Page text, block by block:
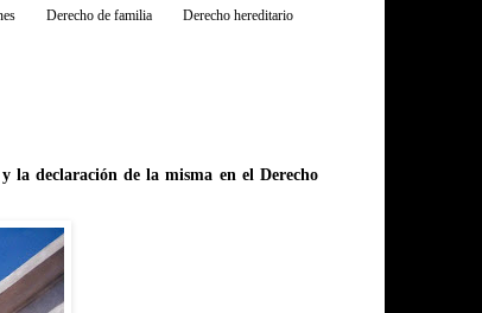
Derecho de familia Derecho hereditario
la declaración de la misma en el Derecho